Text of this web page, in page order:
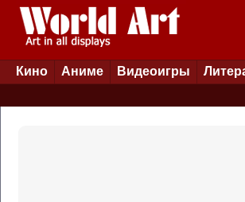
Кино Аниме Видеоигры